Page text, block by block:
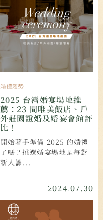
婚禮趨勢
2025 台灣婚宴場地推
薦：23 間唯美飯店、戶
外莊園證婚及婚宴會館評
比！
開始著手準備 2025 的婚禮
了嗎？挑選婚宴場地是每對
新人籌...
2024.07.30